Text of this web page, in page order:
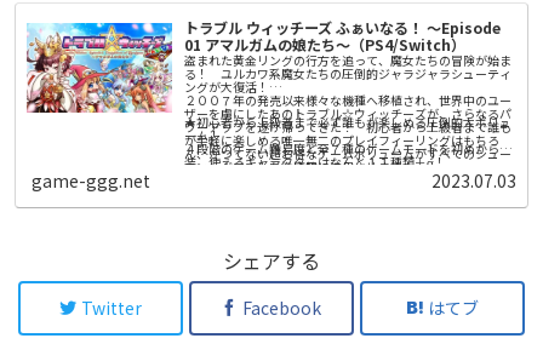
ムと共に2023年の最新マシンを走らせましょう。そして、
「マイチーム・キャリアモード」では、ドリームチームを作
り上げ、画面分割や拡張されたクロスプラットフォームマル
チプレイヤーで競ったり、新登場のRaceNetリーグで他のプ
レイヤーと繋がりながら、勝利を勝ち取りましょう。
ット、レッドフラッグ、レース距離35%など。
● F1® World：チャレンジをクリアして、報酬を獲得し、ア
ップグレードを手に入れて、新たな進行状況システムでF1®
の旅を楽しみましょう。
本ゲームには、ゲーム内のバーチャルアイテムを入手するた
めにオプションでバーチャル通貨を購入できるゲーム内機能
が含まれます。
トラブル ウィッチーズ ふぁいなる！ ～Episode
01 アマルガムの娘たち～（PS4/Switch）
盗まれた黄金リングの行方を追って、魔女たちの冒険が始ま
る！ ユルカワ系魔女たちの圧倒的ジャラジャラシューティ
ングが大復活！
２００７年の発売以来様々な機種へ移植され、世界中のユー
ザーを虜にしたあのトラブル☆ウィッチーズが、さらなるパ
ワーアップを遂げ帰ってきた！ 初心者から上級者まで誰も
が手軽に楽しめる唯一無二のプレイフィーリングはもちろ
ん、かつてない超お得なゲームボリュームがすべてのシュー
ティングファンを徹底的に満足させます！
★初心者から上級者まで必ず誰もが楽しめる圧倒的大ボリュ
ーム！
４段階のゲーム難易度と全７種のゲームモードを初めから実
装。使えるキャラクターはなんと１１種類＋α！
１６年にわたる追加と調整を一挙に実装し、さらに背景をフ
ルポリゴンに置き換え、様々な調整を施したトラブル☆ウィ
★圧倒的ジャラジャラ感！ 唯一無二のプレイフィーリング
「魔法陣」で敵の弾をキャッチしてお金に換え「ショップ」
ン」となって押し寄せる！ まさに怒涛のごときジャラジャ
ラ感は唯一無二にして超爽快＆クセになること請け合いで
ゲームの難易度を徹底的に再調整。さらに「オート魔法カー
ド」や「オート魔法陣」など、初めて触る方でもストレスフ
ルなプレイにならないよう、あらゆる部分が調整されていま
★ゲームモードは全７種+α！ 忙しい現代ユーザーのプレイ
スタイルにもガッチリ対応！
game-ggg.net 2023.07.03
シェアする
Twitter Facebook はてブ